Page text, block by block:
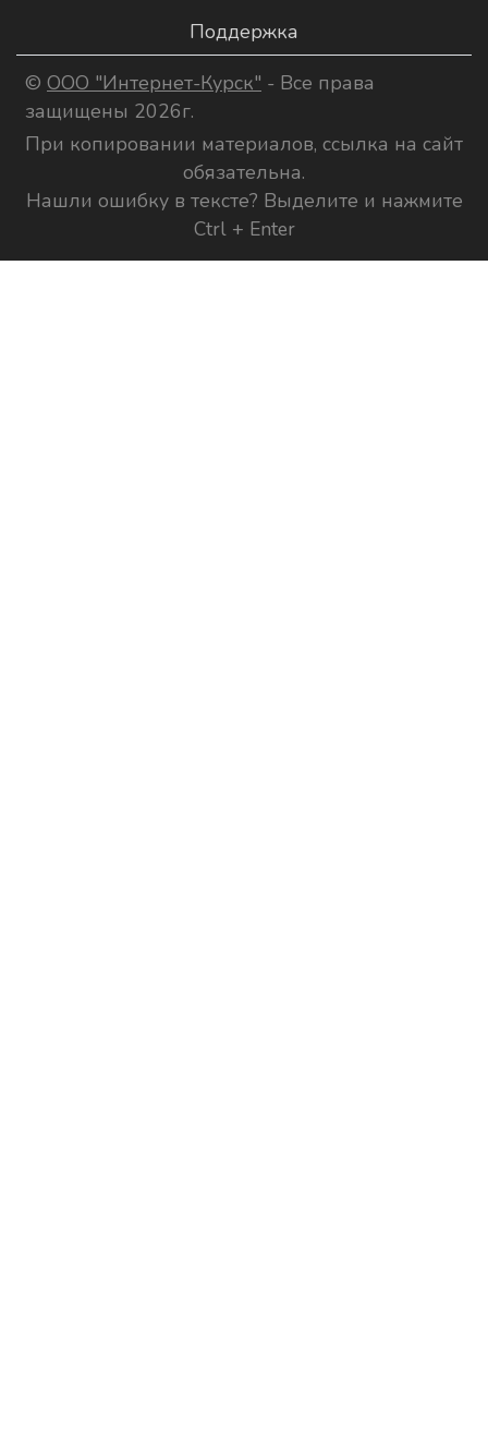
Поддержка
© ООО "Интернет-Курск" - Все права
защищены 2026г.
При копировании материалов, ссылка на сайт
обязательна.
Нашли ошибку в тексте? Выделите и нажмите
Ctrl + Enter